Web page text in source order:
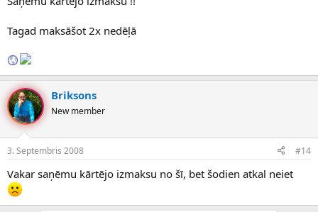
Tagad maksāšot 2x nedēļā
Briksons
New member
3. Septembris 2008 #14
Vakar saņēmu kārtējo izmaksu no šī, bet šodien atkal neiet